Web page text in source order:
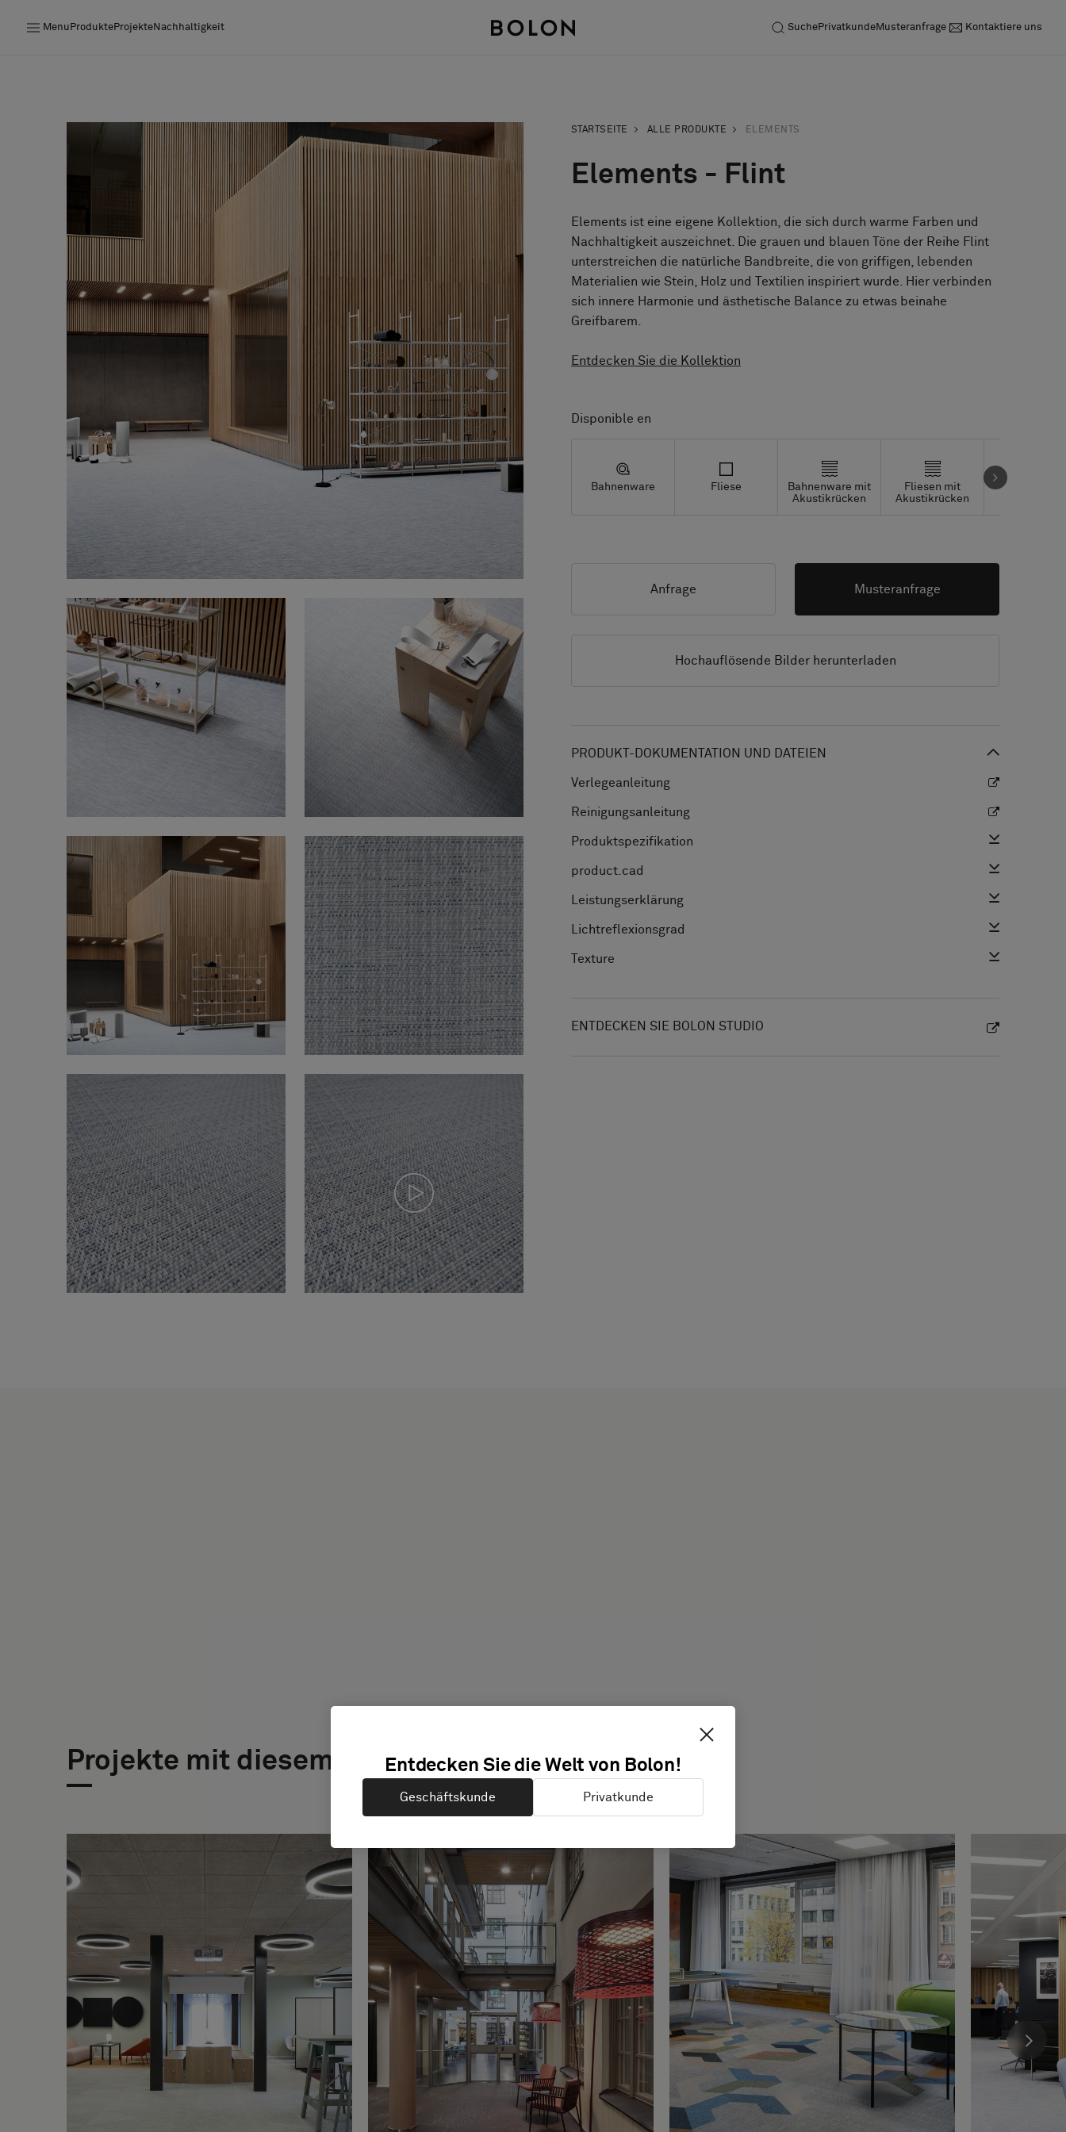
Menu ProdukteProjekteNachhaltigkeit SuchePrivatkundeMusteranfrage Kontaktiere uns
Instandhaltung
Bolon at Habitare 2025 –
Endless Creativity
Image & Material Bank
STARTSEITE ALLE PRODUKTE ELEMENTS
Elements - Flint
Elements ist eine eigene Kollektion, die sich durch warme Farben und
Nachhaltigkeit auszeichnet. Die grauen und blauen Töne der Reihe Flint
unterstreichen die natürliche Bandbreite, die von griffigen, lebenden
Materialien wie Stein, Holz und Textilien inspiriert wurde. Hier verbinden
sich innere Harmonie und ästhetische Balance zu etwas beinahe
Greifbarem.
Entdecken Sie die Kollektion
Disponible en
Bahnenware Fliese
Bahnenware mit
Akustikrücken
Fliesen mit
Akustikrücken
Studio Tiles
Anfrage Musteranfrage
Hochauflösende Bilder herunterladen
PRODUKT-DOKUMENTATION UND DATEIEN
Verlegeanleitung
Reinigungsanleitung
Produktspezifikation
product.cad
Leistungserklärung
Lichtreflexionsgrad
Texture
ENTDECKEN SIE BOLON STUDIO
Projekte mit diesem ProduktEntdecken Sie die Welt von Bolon!
Geschäftskunde Privatkunde